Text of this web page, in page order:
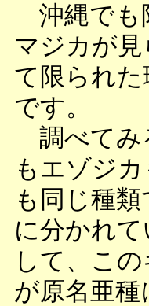
沖縄でも
マジカが
て限られ
です。
調べてみ
もエゾジ
も同じ種
に分かれ
して、こ
が原名亜